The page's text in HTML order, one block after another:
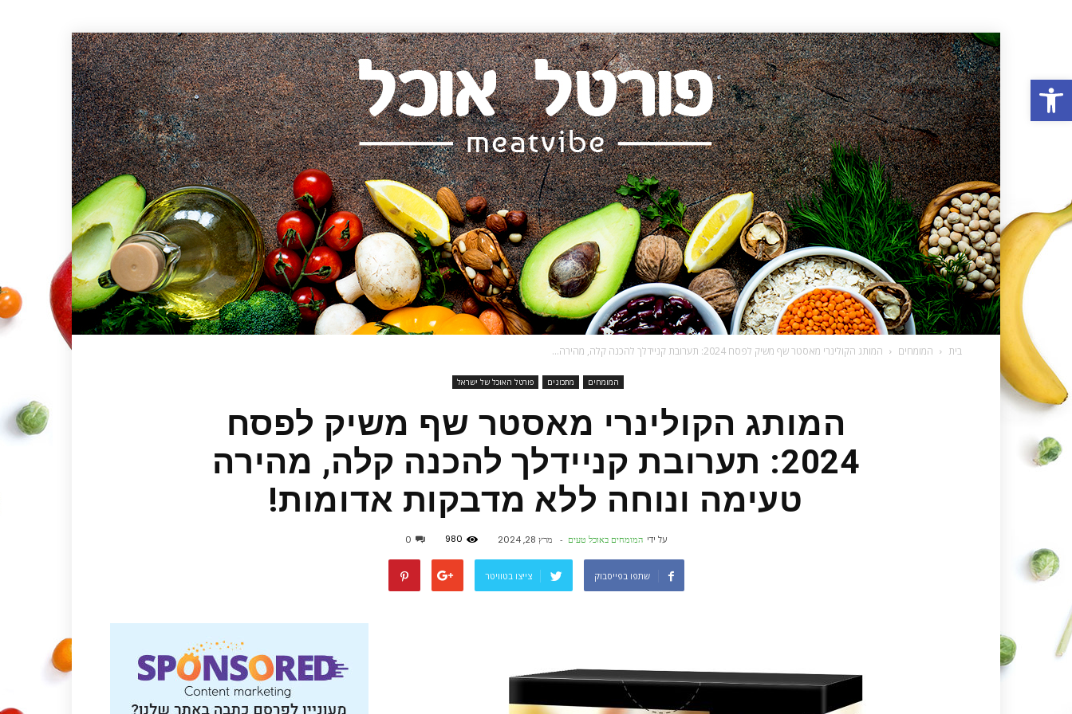
פתח סרגל נגישות
פורטל
אוכל
בית המומחים המותג הקולינרי מאסטר שף משיק לפסח 2024: תערובת קניידלך להכנה קלה, מהירה...
המומחים מתכונים פורטל האוכל של ישראל
המותג הקולינרי מאסטר שף משיק לפסח
2024: תערובת קניידלך להכנה קלה, מהירה
טעימה ונוחה ללא מדבקות אדומות!
על ידי המומחים באוכל טעים - מרץ 28, 2024 980
0
שתפו בפייסבוק צייצו בטוויטר